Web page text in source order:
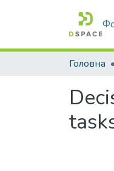
Головна